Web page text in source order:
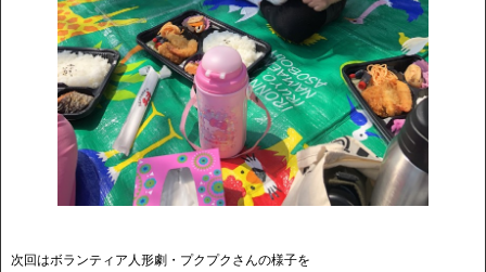
次回はボランティア人形劇・プクプクさんの様子を